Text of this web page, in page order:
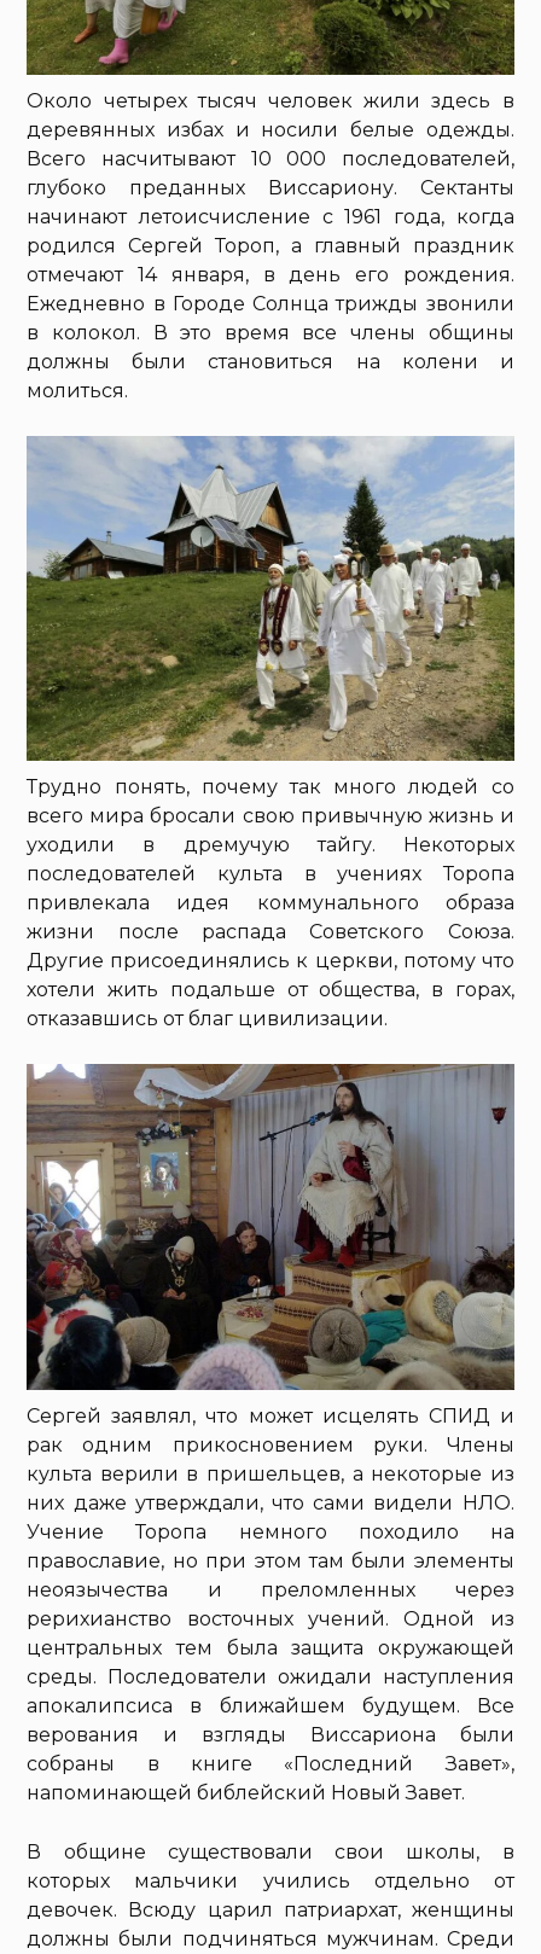
Около четырех тысяч человек жили здесь в
деревянных избах и носили белые одежды.
Всего насчитывают 10 000 последователей,
глубоко преданных Виссариону. Сектанты
начинают летоисчисление с 1961 года, когда
родился Сергей Тороп, а главный праздник
отмечают 14 января, в день его рождения.
Ежедневно в Городе Солнца трижды звонили
в колокол. В это время все члены общины
должны были становиться на колени и
молиться.
Трудно понять, почему так много людей со
всего мира бросали свою привычную жизнь и
уходили в дремучую тайгу. Некоторых
последователей культа в учениях Торопа
привлекала идея коммунального образа
жизни после распада Советского Союза.
Другие присоединялись к церкви, потому что
хотели жить подальше от общества, в горах,
отказавшись от благ цивилизации.
Сергей заявлял, что может исцелять СПИД и
рак одним прикосновением руки. Члены
культа верили в пришельцев, а некоторые из
них даже утверждали, что сами видели НЛО.
Учение Торопа немного походило на
православие, но при этом там были элементы
неоязычества и преломленных через
рерихианство восточных учений. Одной из
центральных тем была защита окружающей
среды. Последователи ожидали наступления
апокалипсиса в ближайшем будущем. Все
верования и взгляды Виссариона были
собраны в книге «Последний Завет»,
напоминающей библейский Новый Завет.
В общине существовали свои школы, в
которых мальчики учились отдельно от
девочек. Всюду царил патриархат, женщины
должны были подчиняться мужчинам. Среди